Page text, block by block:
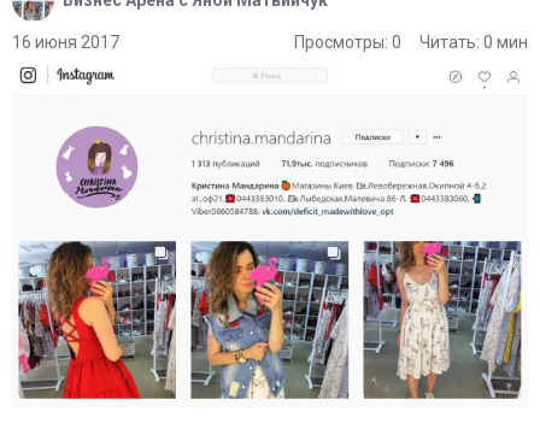
16 июня 2017 Читать: 0 мин
Просмотры: 0